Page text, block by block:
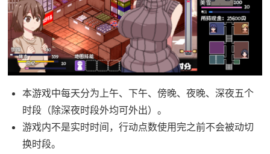
本游戏中每天分为上午、下午、傍晚、夜晚、深夜五个
时段（除深夜时段外均可外出）。
游戏内不是实时时间，行动点数使用完之前不会被动切
换时段。